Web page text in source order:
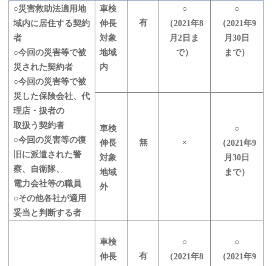
○災害救助法適用地
域内に居住する契約
者
○今回の災害等で被
災された契約者
○今回の災害等で被
災した保険会社、代
理店・扱者の
取扱う契約者
○今回の災害等の復
旧に派遣された警
察、自衛隊、
電力会社等の職員
○その他各社が適用
妥当と判断する者
車検
伸長
対象
地域
内
有
○
（2021年8
月2日ま
で）
○
（2021年9
月30日
まで）
車検
伸長
対象
地域
外
無 ×
○
（2021年9
月30日
まで）
車検
伸長
有
○
（2021年8
○
（2021年9